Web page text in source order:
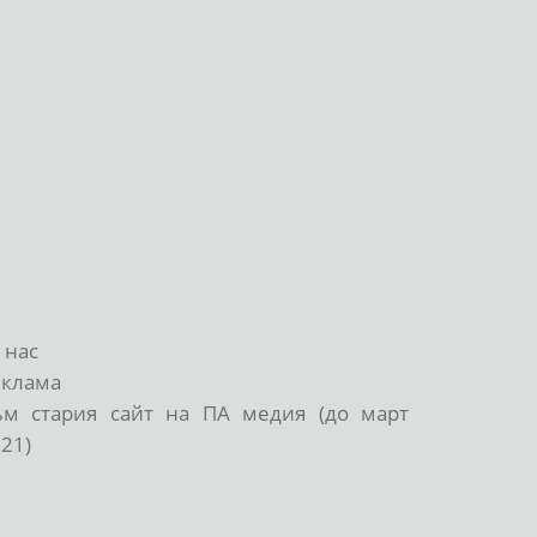
нас
стария сайт на ПА медия (до март